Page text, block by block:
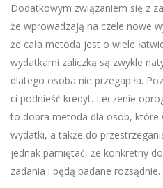
Dodatkowym związaniem się z
że wprowadzają na czele nowe
że ​​cała metoda jest o wiele
wydatkami zaliczką są zwykle
dlatego osoba nie przegapiła.
ci podnieść kredyt. Leczenie
to dobra metoda dla osób, które
wydatki, a także do
jednak pamiętać, że konkretny
zadania i będą badane rozsądnie.